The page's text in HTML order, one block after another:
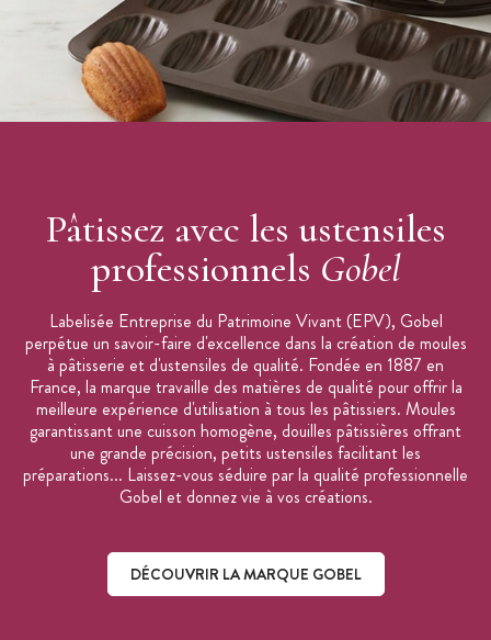
Pâtissez avec les ustensiles
professionnels Gobel
Labelisée Entreprise du Patrimoine Vivant (EPV), Gobel
perpétue un savoir-faire d'excellence dans la création de moules
à pâtisserie et d'ustensiles de qualité. Fondée en 1887 en
France, la marque travaille des matières de qualité pour offrir la
meilleure expérience d'utilisation à tous les pâtissiers. Moules
garantissant une cuisson homogène, douilles pâtissières offrant
une grande précision, petits ustensiles facilitant les
préparations... Laissez-vous séduire par la qualité professionnelle
Gobel et donnez vie à vos créations.
DÉCOUVRIR LA MARQUE GOBEL